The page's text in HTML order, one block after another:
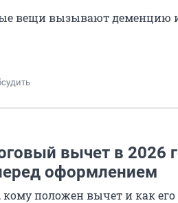
вещи вызывают деменцию
вычет в 2026
оформлением
кому положен вычет и как